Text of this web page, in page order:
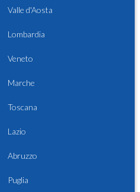
Valle d'Aosta
Lombardia
Veneto
Marche
Toscana
Lazio
Abruzzo
Puglia